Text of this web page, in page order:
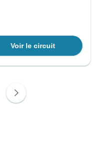
Voir le circuit